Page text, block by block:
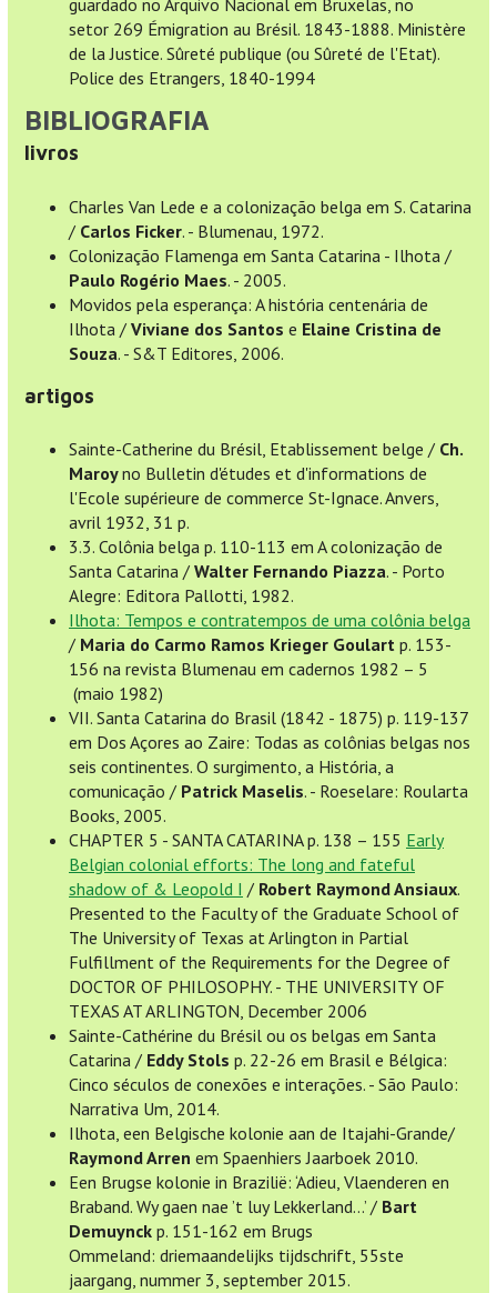
guardado no Arquivo Nacional em Bruxelas, no
setor 269 Émigration au Brésil. 1843-1888. Ministère
de la Justice. Sûreté publique (ou Sûreté de l'Etat).
Police des Etrangers, 1840-1994
BIBLIOGRAFIA
livros
Charles Van Lede e a colonização belga em S. Catarina
/ Carlos Ficker. - Blumenau, 1972.
Colonização Flamenga em Santa Catarina - Ilhota /
Paulo Rogério Maes. - 2005.
Movidos pela esperança: A história centenária de
Ilhota / Viviane dos Santos e Elaine Cristina de
Souza. - S&T Editores, 2006.
artigos
Sainte-Catherine du Brésil, Etablissement belge / Ch.
Maroyno Bulletin d'études et d'informations de
l'Ecole supérieure de commerce St-Ignace. Anvers,
avril 1932, 31 p.
3.3. Colônia belga p. 110-113 em A colonização de
Santa Catarina / Walter Fernando Piazza. - Porto
Alegre: Editora Pallotti, 1982.
Ilhota: Tempos e contratempos de uma colônia belga
/ Maria do Carmo Ramos Krieger Goulart p. 153-
156 na revista Blumenau em cadernos 1982 – 5
(maio 1982)
VII. Santa Catarina do Brasil (1842 - 1875) p. 119-137
em Dos Açores ao Zaire: Todas as colônias belgas nos
seis continentes. O surgimento, a História, a
comunicação / Patrick Maselis. - Roeselare: Roularta
Books, 2005.
CHAPTER 5 - SANTA CATARINA p. 138 – 155 Early
Belgian colonial efforts: The long and fateful
shadow of & Leopold I / Robert Raymond Ansiaux.
Presented to the Faculty of the Graduate School of
The University of Texas at Arlington in Partial
Fulfillment of the Requirements for the Degree of
DOCTOR OF PHILOSOPHY. - THE UNIVERSITY OF
TEXAS AT ARLINGTON, December 2006
Sainte-Cathérine du Brésil ou os belgas em Santa
Catarina / Eddy Stols p. 22-26 em Brasil e Bélgica:
Cinco séculos de conexões e interações. - São Paulo:
Narrativa Um, 2014.
Ilhota, een Belgische kolonie aan de Itajahi-Grande/
Raymond Arren em Spaenhiers Jaarboek 2010.
Een Brugse kolonie in Brazilië: ‘Adieu, Vlaenderen en
Braband. Wy gaen nae ’t luy Lekkerland…’ / Bart
Demuynck p. 151-162 em Brugs
Ommeland: driemaandelijks tijdschrift, 55ste
jaargang, nummer 3, september 2015.